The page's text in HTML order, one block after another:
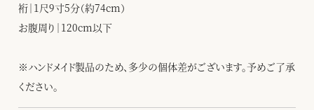
裄｜1尺9寸5分（約74cm）
お腹周り｜120cm以下
※ハンドメイド製品のため、多少の個体差がございます。予めご了承
ください。